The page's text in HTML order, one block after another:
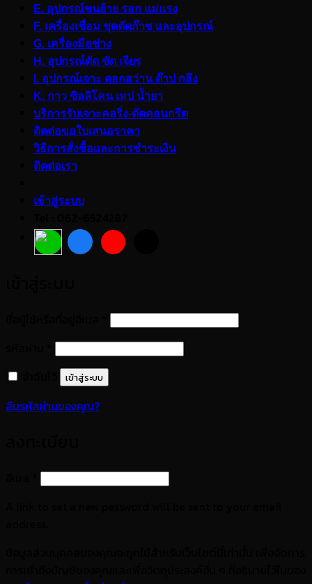
E. อุปกรณ์ขนย้าย รอก แม่แรง
F. เครื่องเชื่อม ชุดตัดก๊าซ และอุปกรณ์
G. เครื่องมือช่าง
H. อุปกรณ์ตัด ขัด เจียร
I. อุปกรณ์เจาะ ดอกสว่าน ต๊าป กลึง
K. กาว ซิลลิโคน เทป น้ำยา
บริการรับเจาะคอริ่ง-ตัดคอนกรีต
ติดต่อขอใบเสนอราคา
วิธีการสั่งซื้อและการชำระเงิน
ติดต่อเรา
เข้าสู่ระบบ
ต้องการ
ต้องการ
เข้าสู่ระบบ
ลืมรหัสผ่านของคุณ?
ต้องการ